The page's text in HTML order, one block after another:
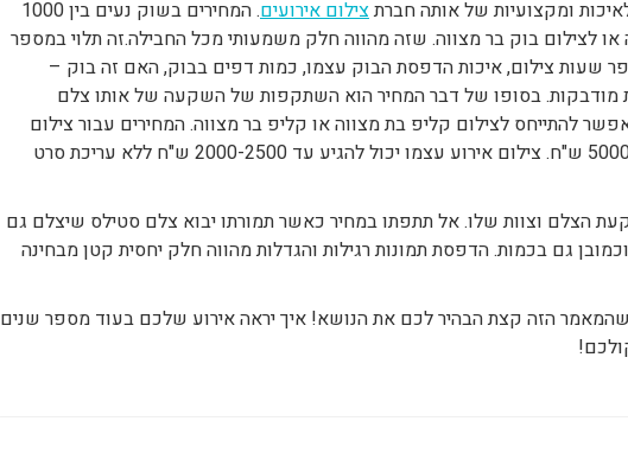
ומקצועיות של אותה חברתצילום אירועים
. המחירים בשוק נעים בין 1000
או לצילום בוק בר מצווה. שזה מהווה חלק משמעותי מכל החבילה.זה תלוי במספר
שעות צילום, איכות הדפסת הבוק עצמו, כמות דפים בבוק, האם זה בוק –
מודבקות. בסופו של דבר המחיר הוא השתקפות של השקעה של אותו צלם
להתייחס לצילום קליפ בת מצווה או קליפ בר מצווה. המחירים עבור צילום
קליפים יכולים לנוע בין 1500לבין 5000 ש"ח. צילום אירוע עצמו יכול להגיע עד 2000-2500 ש"ח ללא עריכת סרט
הצלם וצוות שלו. אל תתפתו במחיר כאשר תמורתו יבוא צלם סטילס שיצלם גם
וכמובן גם בכמות. הדפסת תמונות רגילות והגדלות מהווה חלק יחסית קטן מבחינה
שהמאמר הזה קצת הבהיר לכם את הנושא! איך יראה אירוע שלכם בעוד מספר שנים